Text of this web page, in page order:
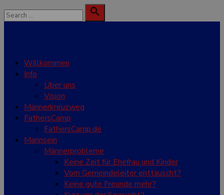
Skip
to
Search
for:

Search
Willkommen
Info
Über uns
Vision
Männerkreuzweg
FathersCamp
FathersCamp.de
Mannsein
Männerprobleme
Keine Zeit für Ehefrau und Kinder
Vom Gemeindeleiter enttäuscht?
Keine gute Freunde mehr?